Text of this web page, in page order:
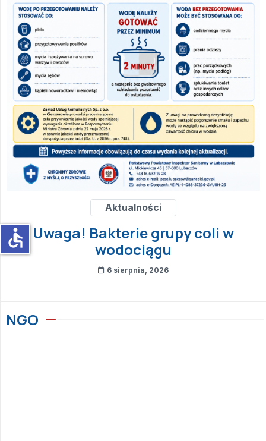
Aktualności
Uwaga! Bakterie grupy coli w
wodociągu
6 sierpnia, 2026
NGO
accessible